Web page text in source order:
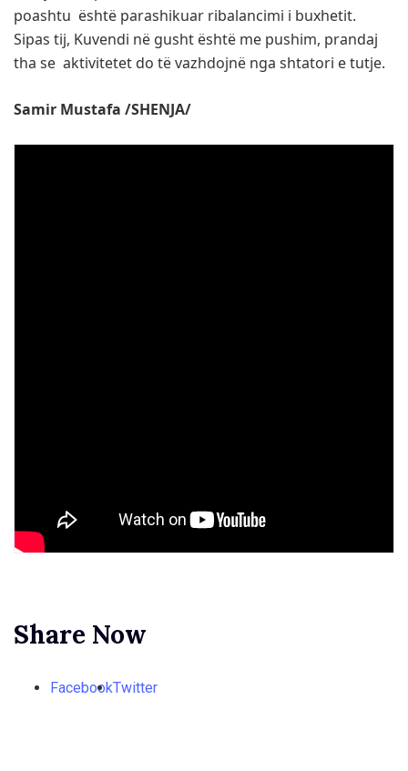
poashtu është parashikuar ribalancimi i buxhetit.
Sipas tij, Kuvendi në gusht është me pushim, prandaj
tha se aktivitetet do të vazhdojnë nga shtatori e tutje.
Samir Mustafa /SHENJA/
Share Now
FacebookTwitter